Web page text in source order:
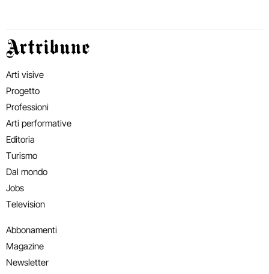
Artribune
Arti visive
Progetto
Professioni
Arti performative
Editoria
Turismo
Dal mondo
Jobs
Television
Abbonamenti
Magazine
Newsletter